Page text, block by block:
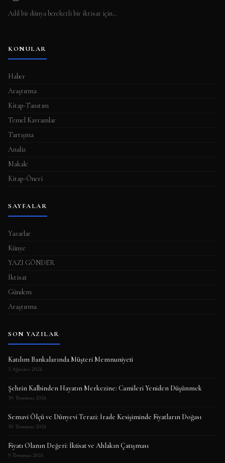
a
m
a
s
ı
Adil bir dünya bereketli bir iktisat için…
KONULAR
Haber
Araştırma
Kitap-Tanıtım
Temel Kavramlar
Tartışma
Analiz
Makale
Kitap-Öneri
SAYFALAR
Yazarlar
Künye
YAZI GÖNDER
İktisat
Gündem
Araştırma
SON YAZILAR
Katılım Bankalarında Müşteri Memnuniyeti
3 Ağustos 2026
Şehrin Kalbinden Hayatın Merkezine: Camileri Yeniden Düşünmek
30 Temmuz 2026
Semavi Ölçü ve Dünyevi Terazi: İrade Kesişiminde Fiyatların Doğası
30 Temmuz 2026
Fiyatı Olanın Değeri: İktisat ve Ahlakın Çatışması
9 Temmuz 2026